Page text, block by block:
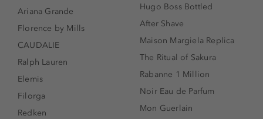
Ariana Grande
Florence by Mills
CAUDALIE
Ralph Lauren
Elemis
Filorga
Redken
Hugo Boss Bottled
After Shave
Maison Margiela Replica
The Ritual of Sakura
Rabanne 1 Million
Noir Eau de Parfum
Mon Guerlain